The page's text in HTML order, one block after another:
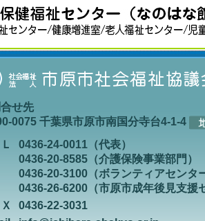
せ先
0075 千葉県市原市南国分寺台4-1-4
0436-24-0011（代表）
0436-20-8585（介護保険事業部門）
0436-20-3100（ボランティアセンタ
0436-26-6200（市原市成年後見支援
0436-22-3031